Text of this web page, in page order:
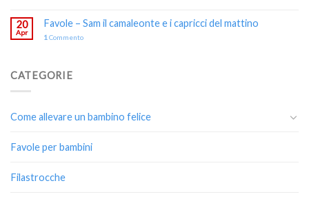
20
Apr
Favole – Sam il camaleonte e i capricci del mattino
1 Commento
CATEGORIE
Come allevare un bambino felice
Favole per bambini
Filastrocche